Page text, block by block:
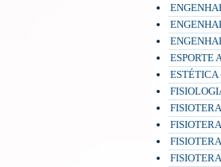
ESPORTE
ESTÉTICA